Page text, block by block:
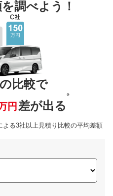
調べよう！
比較で
円 差が出る
※
る3社以上見積り比較の平均差額